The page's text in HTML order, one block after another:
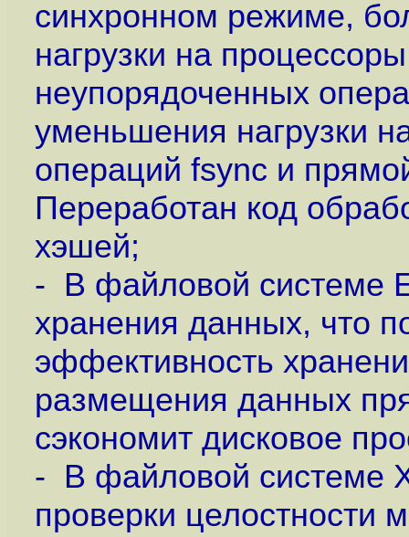
синхронном режиме,
нагрузки на
неупорядоченных
уменьшения нагрузки
операций fsync и
Переработан код
хэшей;
- В файловой системе
хранения данных, что
эффективность
размещения данных
сэкономит дисковое
- В файловой системе
проверки целостности